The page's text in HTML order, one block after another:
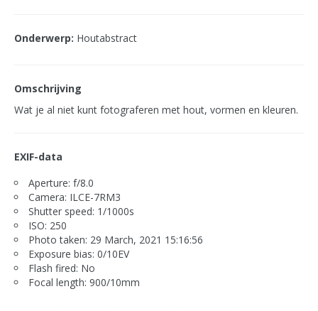
Onderwerp: Houtabstract
Omschrijving
Wat je al niet kunt fotograferen met hout, vormen en kleuren.
EXIF-data
Aperture: f/8.0
Camera: ILCE-7RM3
Shutter speed: 1/1000s
ISO: 250
Photo taken: 29 March, 2021 15:16:56
Exposure bias: 0/10EV
Flash fired: No
Focal length: 900/10mm